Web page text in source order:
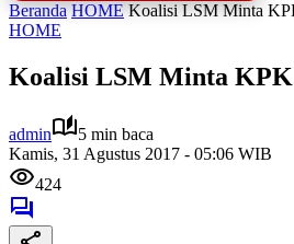
Beranda HOME Koalisi LSM Minta
HOME
Koalisi LSM Minta
admin
5 min baca
Kamis, 31 Agustus 2017 - 05:06 WIB
424